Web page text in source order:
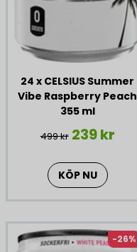
24 x CELSIUS Summer
Vibe Raspberry Peach
355 ml
499 kr 239 kr
KÖP NU
-26%